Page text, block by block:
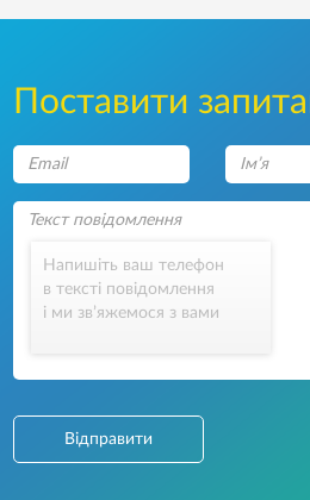
Поставити
Напишіть ваш телефон
в тексті повідомлення
і ми зв’яжемося з вами
Відправити